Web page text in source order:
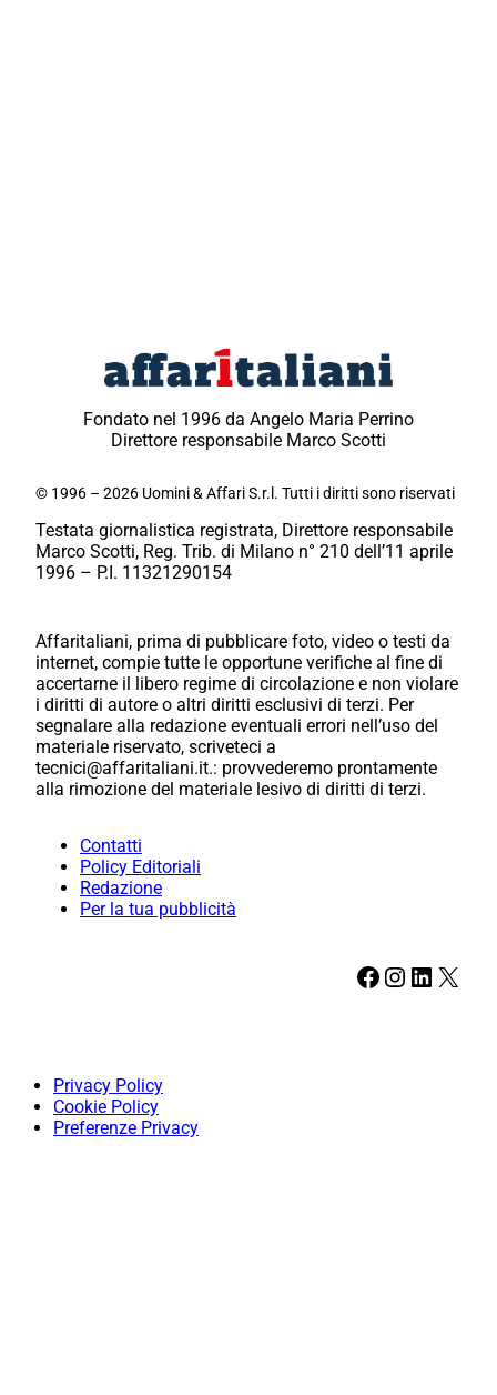
Fondato nel 1996 da Angelo Maria Perrino
Direttore responsabile Marco Scotti
© 1996 – 2026 Uomini & Affari S.r.l. Tutti i diritti sono riservati
Testata giornalistica registrata, Direttore responsabile
Marco Scotti, Reg. Trib. di Milano n° 210 dell’11 aprile
1996 – P.I. 11321290154
Affaritaliani, prima di pubblicare foto, video o testi da
internet, compie tutte le opportune verifiche al fine di
accertarne il libero regime di circolazione e non violare
i diritti di autore o altri diritti esclusivi di terzi. Per
segnalare alla redazione eventuali errori nell’uso del
materiale riservato, scriveteci a
tecnici@affaritaliani.it.: provvederemo prontamente
alla rimozione del materiale lesivo di diritti di terzi.
Contatti
Policy Editoriali
Redazione
Per la tua pubblicità
Facebook Instagram LinkedIn X
Privacy Policy
Cookie Policy
Preferenze Privacy